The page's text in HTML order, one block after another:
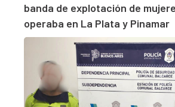
banda de explotación de
operaba en La Plata y Pinamar